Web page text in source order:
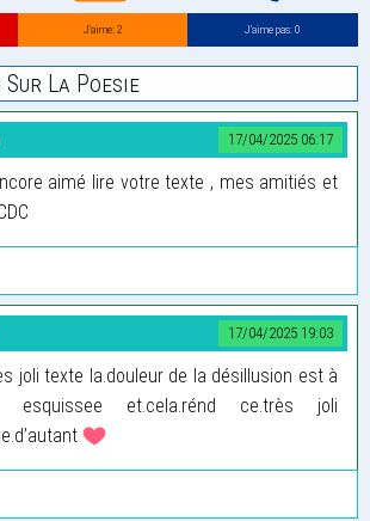
J’aime: 2 J’aime pas: 0
La Poesie
17/04/2025 06:17
aimé lire votre texte , mes amitiés et
17/04/2025 19:03
joli texte la.douleur de la désillusion est à
esquissee et.cela.rénd ce.très joli